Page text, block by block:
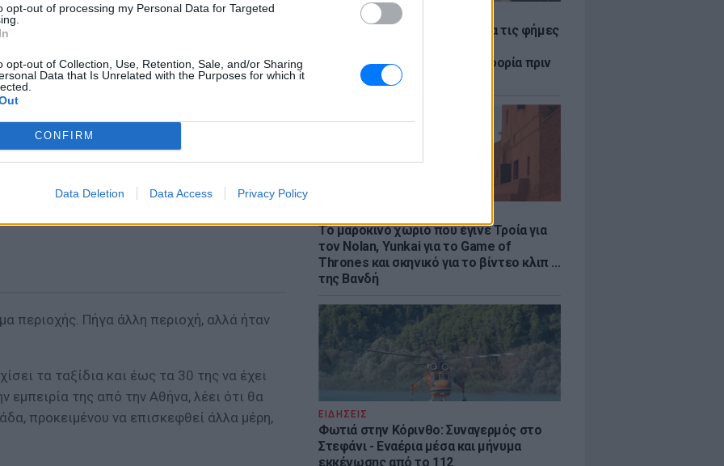
opt-out of processing my Personal Data for Targeted
opt-out of Collection, Use, Retention, Sale, and/or Sharing
Data that Is Unrelated with the Purposes for which it
CONFIRM
Data Deletion Data Access Privacy Policy
LIFESTYLE
Η Ελένη Βουλγαράκη ξεσπά για τις φήμες
«Διασταυρώστε καμία πληροφορία πριν
εκτοξεύσετε τη βλακεία σας»
Το μαροκινό χωριό που έγινε Τροία για
τον Nolan, Yunkai για το Game of
Thrones και σκηνικό για το βίντεο κλιπ ...
της Βανδή
ΕΙΔΗΣΕΙΣ
Φωτιά στην Κόρινθο: Συναγερμός στο
Στεφάνι - Εναέρια μέσα και μήνυμα
εκκένωσης από το 112
περιοχής. Πήγα άλλη περιοχή, αλλά ήταν
τα ταξίδια και έως τα 30 της να έχει
εμπειρία της από την Αθήνα, λέει ότι θα
προκειμένου να επισκεφθεί άλλα μέρη,